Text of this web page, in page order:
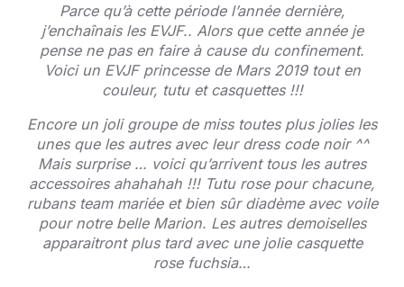
Parce qu’à cette période l’année dernière,
j’enchaînais les EVJF.. Alors que cette année je
pense ne pas en faire à cause du confinement.
Voici un EVJF princesse de Mars 2019 tout en
couleur, tutu et casquettes !!!
Encore un joli groupe de miss toutes plus jolies les
unes que les autres avec leur dress code noir ^^
Mais surprise … voici qu’arrivent tous les autres
accessoires ahahahah !!! Tutu rose pour chacune,
rubans team mariée et bien sûr diadème avec voile
pour notre belle Marion. Les autres demoiselles
apparaitront plus tard avec une jolie casquette
rose fuchsia…